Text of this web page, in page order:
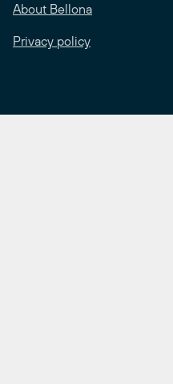
About Bellona
Privacy policy